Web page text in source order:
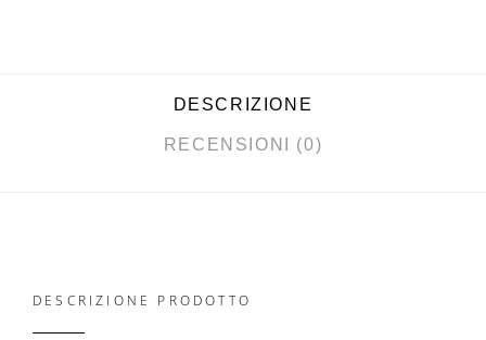
DESCRIZIONE
RECENSIONI (0)
DESCRIZIONE PRODOTTO